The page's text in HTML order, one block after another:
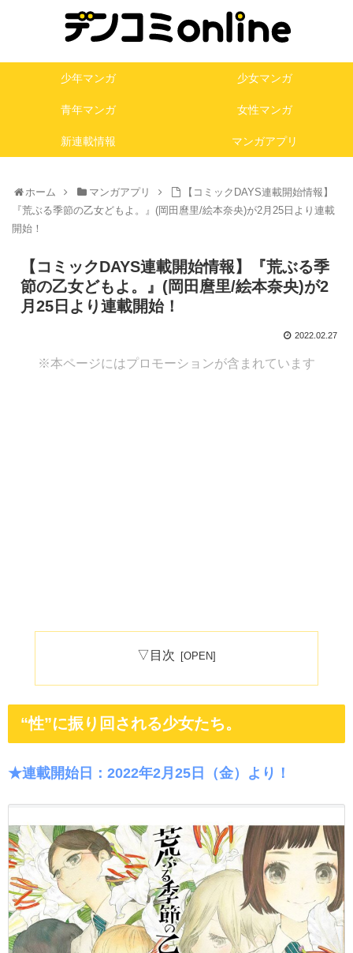
少年マンガ 少女マンガ
青年マンガ 女性マンガ
新連載情報 マンガアプリ
ホーム マンガアプリ
【コミックDAYS連載開始情報】
『荒ぶる季節の乙女どもよ。』(岡田麿里/絵本奈央)が2月25日より連載
開始！
【コミックDAYS連載開始情報】『荒ぶる季
節の乙女どもよ。』(岡田麿里/絵本奈央)が2
月25日より連載開始！
2022.02.27
※本ページにはプロモーションが含まれています
▽目次
“性”に振り回される少女たち。
★連載開始日：2022年2月25日（金）より！